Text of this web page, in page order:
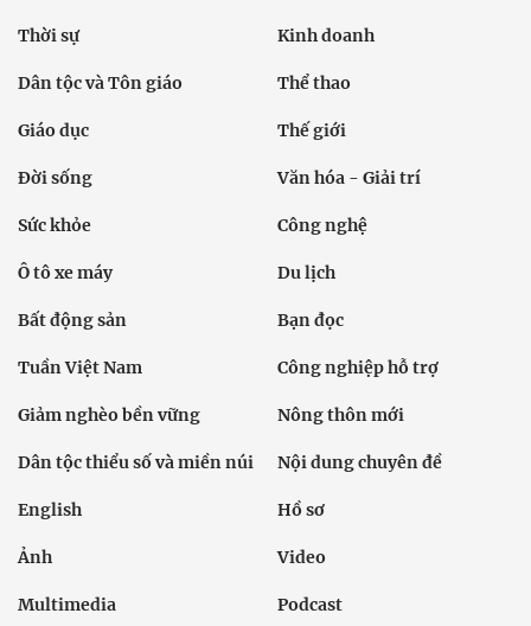
Thời sự Kinh doanh
Dân tộc và Tôn giáo Thể thao
Giáo dục Thế giới
Đời sống Văn hóa - Giải trí
Sức khỏe Công nghệ
Ô tô xe máy Du lịch
Bất động sản Bạn đọc
Tuần Việt Nam Công nghiệp hỗ trợ
Giảm nghèo bền vững Nông thôn mới
Dân tộc thiểu số và miền núi Nội dung chuyên đề
English Hồ sơ
Ảnh Video
Multimedia Podcast